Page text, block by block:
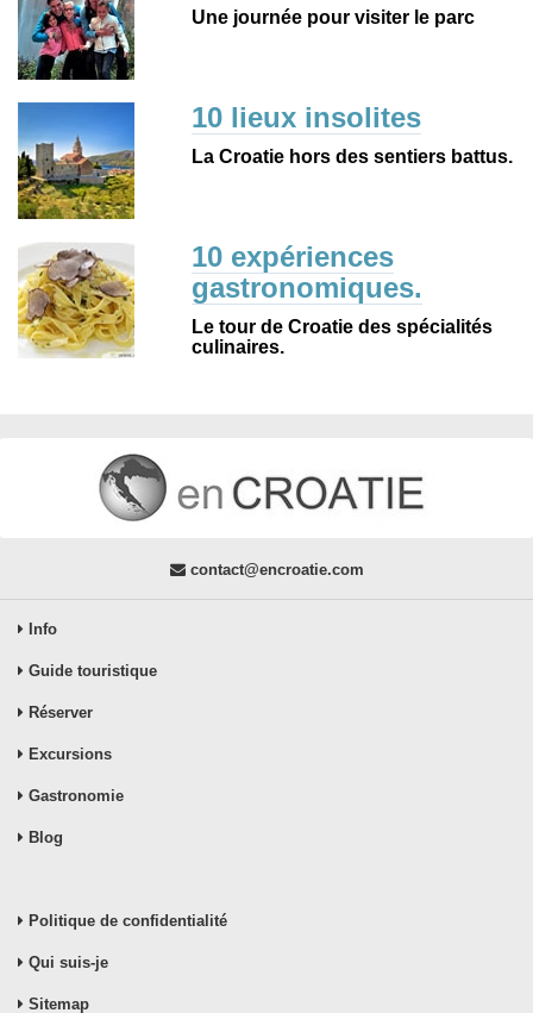
Une journée pour visiter le parc
10 lieux insolites
La Croatie hors des sentiers battus.
10 expériences
gastronomiques.
Le tour de Croatie des spécialités
culinaires.
contact@encroatie.com
Info
Guide touristique
Réserver
Excursions
Gastronomie
Blog
Politique de confidentialité
Qui suis-je
Sitemap